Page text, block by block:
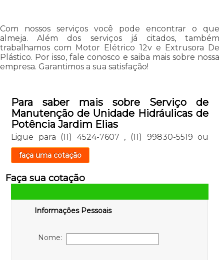
Com nossos serviços você pode encontrar o que
almeja. Além dos serviços já citados, também
trabalhamos com Motor Elétrico 12v e Extrusora De
Plástico. Por isso, fale conosco e saiba mais sobre nossa
empresa. Garantimos a sua satisfação!
Para saber mais sobre Serviço de
Manutenção de Unidade Hidráulicas de
Potência Jardim Elias
Ligue para (11) 4524-7607 , (11) 99830-5519 ou
faça uma cotação
Faça sua cotação
Informações Pessoais
Nome: